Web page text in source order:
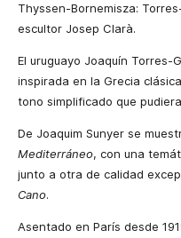
Thyssen-Bornemisza:
escultor Josep Clarà.
El uruguayo Joaquín
inspirada en la Grecia
tono simplificado que
De Joaquim Sunyer se
Mediterráneo, con una
junto a otra de calidad
Cano.
Asentado en París desde